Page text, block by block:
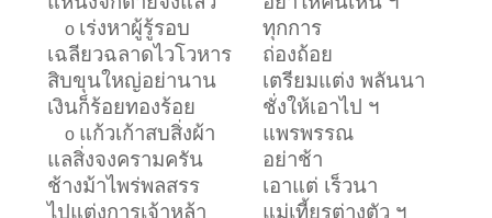
o เร่งหาผู้รู้รอบ
ทุกการ
เฉลียวฉลาดไวโวหาร
ถ่องถ้อย
สิบขุนใหญ่อย่านาน
เตรียมแต่ง พลันนา
เงินก็ร้อยทองร้อย
ชั่งให้เอาไป ฯ
o แก้วเก้าสบสิ่งผ้า
แพรพรรณ
แลสิ่งจงครามครัน
อย่าช้า
ช้างม้าไพร่พลสรร
เอาแต่ เร็วนา
ไปแต่งการเจ้าหล้า
แม่เที้ยรต่างตัว ฯ